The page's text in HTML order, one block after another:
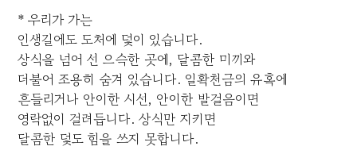
* 우리가 가는
인생길에도 도처에 덫이 있습니다.
상식을 넘어 선 으슥한 곳에, 달콤한 미끼와
더불어 조용히 숨겨 있습니다. 일확천금의 유혹에
흔들리거나 안이한 시선, 안이한 발걸음이면
영락없이 걸려듭니다. 상식만 지키면
달콤한 덫도 힘을 쓰지 못합니다.